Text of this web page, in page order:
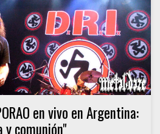
en vivo en Argentina:
y comunión"